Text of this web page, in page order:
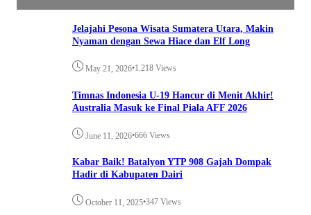
Jelajahi Pesona Wisata Sumatera Utara, Makin
Nyaman dengan Sewa Hiace dan Elf Long
May 21, 2026•1.218 Views
Timnas Indonesia U-19 Hancur di Menit Akhir!
Australia Masuk ke Final Piala AFF 2026
June 11, 2026•666 Views
Kabar Baik! Batalyon YTP 908 Gajah Dompak
Hadir di Kabupaten Dairi
October 11, 2025•347 Views